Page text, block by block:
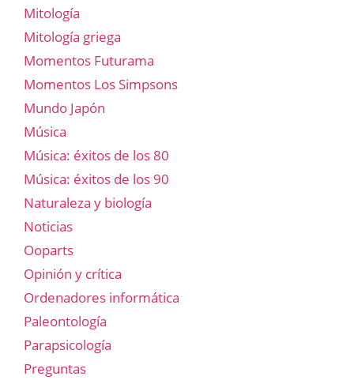
Mitología
Mitología griega
Momentos Futurama
Momentos Los Simpsons
Mundo Japón
Música
Música: éxitos de los 80
Música: éxitos de los 90
Naturaleza y biología
Noticias
Ooparts
Opinión y crítica
Ordenadores informática
Paleontología
Parapsicología
Preguntas